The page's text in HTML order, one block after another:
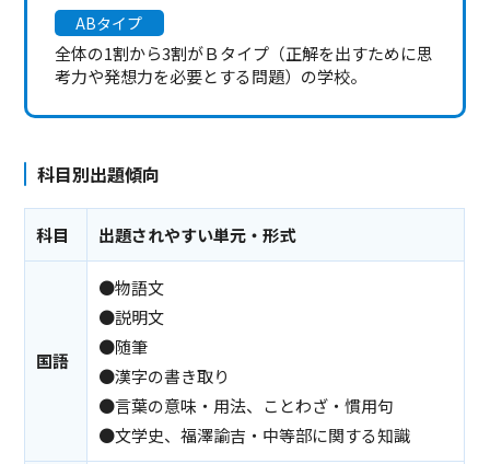
ABタイプ
全体の1割から3割がＢタイプ（正解を出すために思
考力や発想力を必要とする問題）の学校。
科目別出題傾向
科目 出題されやすい単元・形式
国語
●物語文
●説明文
●随筆
●漢字の書き取り
●言葉の意味・用法、ことわざ・慣用句
●文学史、福澤諭吉・中等部に関する知識